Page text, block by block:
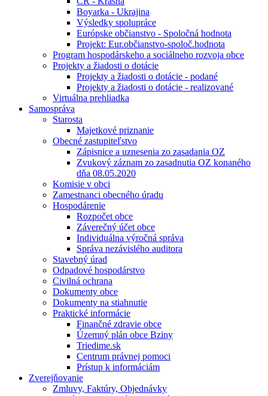
Boyarka - Ukrajina
Výsledky spolupráce
Európske občianstvo - Spoločná hodnota
Projekt: Eur.občianstvo-spoloč.hodnota
Program hospodárskeho a sociálneho rozvoja obce
Projekty a žiadosti o dotácie
Projekty a žiadosti o dotácie - podané
Projekty a žiadosti o dotácie - realizované
Virtuálna prehliadka
Samospráva
Starosta
Majetkové priznanie
Obecné zastupiteľstvo
Zápisnice a uznesenia zo zasadania OZ
Zvukový záznam zo zasadnutia OZ konaného
dňa 08.05.2020
Komisie v obci
Zamestnanci obecného úradu
Hospodárenie
Rozpočet obce
Záverečný účet obce
Individuálna výročná správa
Správa nezávislého auditora
Stavebný úrad
Odpadové hospodárstvo
Civilná ochrana
Dokumenty obce
Dokumenty na stiahnutie
Praktické informácie
Finančné zdravie obce
Územný plán obce Bziny
Triedime.sk
Centrum právnej pomoci
Prístup k informáciám
Zverejňovanie
Zmluvy, Faktúry, Objednávky